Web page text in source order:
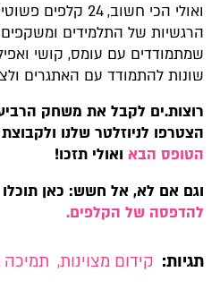
ואולי הכי חשוב,
הרגשיות של התלמידים
שמתמודדים עם עומס, קושי
שונות להתמודד עם האתגרים
רוצות.ים לקבל את משחק
הצטרפו לניוזלטר שלנו
הטופס הבא ואולי תזכו!
וגם אם לא, אל חשש: כאן תוכלו
להדפסה של הקלפים.
תגיות: קידום מצוינות, תמיכה